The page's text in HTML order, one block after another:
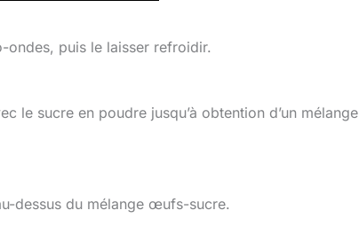
ondes, puis le laisser refroidir.
le sucre en poudre jusqu’à obtention d’un mélange
dessus du mélange œufs-sucre.